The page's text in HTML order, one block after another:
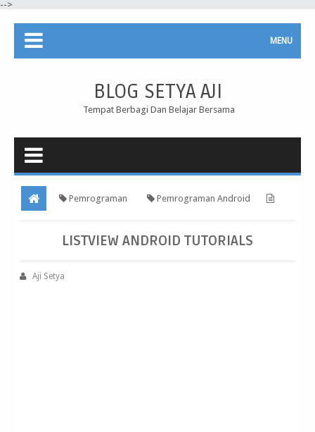
-->
MENU
BLOG SETYA AJI
Tempat Berbagi Dan Belajar Bersama
Pemrograman Pemrograman Android
LISTVIEW ANDROID TUTORIALS
Aji Setya